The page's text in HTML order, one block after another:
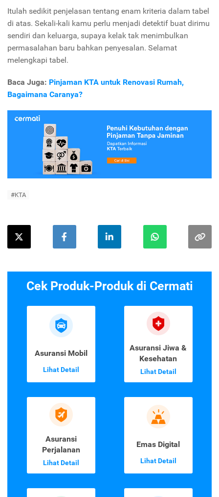
Itulah sedikit penjelasan tentang enam kriteria dalam tabel
di atas. Sekali-kali kamu perlu menjadi detektif buat dirimu
sendiri dan keluarga, supaya kelak tak menimbulkan
permasalahan baru bahkan penyesalan. Selamat
melengkapi tabel.
Baca Juga: Pinjaman KTA untuk Renovasi Rumah,
Bagaimana Caranya?
#KTA
Cek Produk-Produk di Cermati
Asuransi Mobil
Lihat Detail
Asuransi Jiwa &
Kesehatan
Lihat Detail
Asuransi
Perjalanan
Lihat Detail
Emas Digital
Lihat Detail